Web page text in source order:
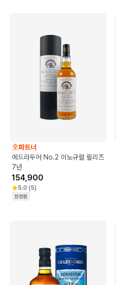
파트너
에드라두어 No.2 이노규럴 릴리즈
7년
154,900
5.0 (5)
한정판